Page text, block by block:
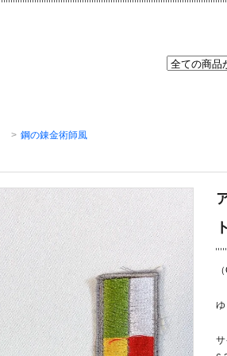
> 鋼の錬金術師風